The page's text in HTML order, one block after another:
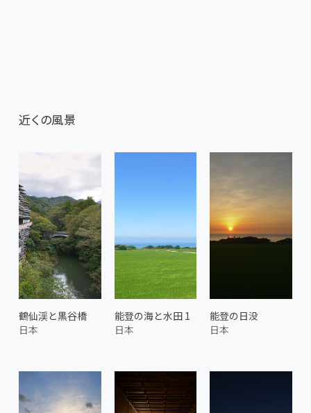
近くの風景
鶴仙渓と黒谷橋
日本
能登の海と水田 1
日本
能登の日没
日本